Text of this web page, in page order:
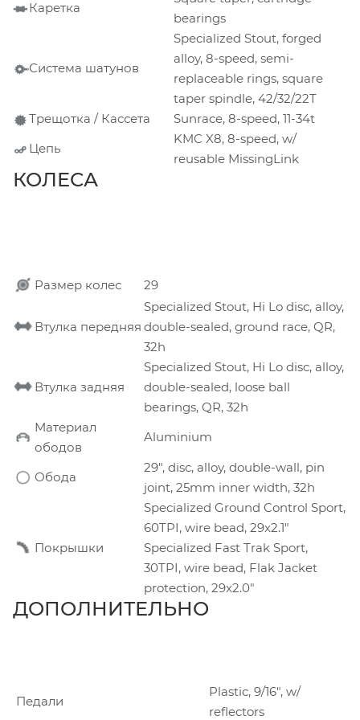
Каретка
bearings
Система шатунов
Specialized Stout, forged
alloy, 8-speed, semi-
replaceable rings, square
taper spindle, 42/32/22T
Трещотка / Кассета
Sunrace, 8-speed, 11-34t
Цепь
KMC X8, 8-speed, w/
reusable MissingLink
КОЛЕСА
Размер колес 29
Втулка передняя
Specialized Stout, Hi Lo disc, alloy,
double-sealed, ground race, QR,
32h
Втулка задняя
Specialized Stout, Hi Lo disc, alloy,
double-sealed, loose ball
bearings, QR, 32h
Материал
ободов
Aluminium
Обода
29", disc, alloy, double-wall, pin
joint, 25mm inner width, 32h
Покрышки
Specialized Ground Control Sport,
60TPI, wire bead, 29x2.1"
Specialized Fast Trak Sport,
30TPI, wire bead, Flak Jacket
protection, 29x2.0"
ДОПОЛНИТЕЛЬНО
Педали
Plastic, 9/16", w/
reflectors